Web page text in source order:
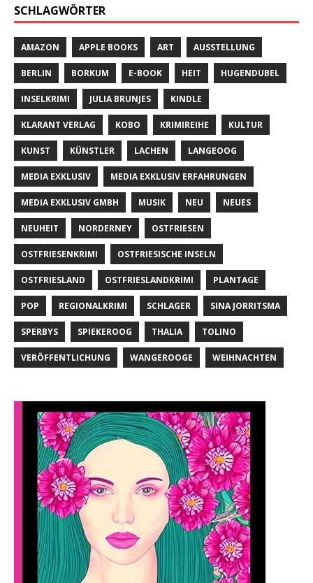
SCHLAGWÖRTER
AMAZON APPLE BOOKS ART AUSSTELLUNG
BERLIN BORKUM E-BOOK HEIT HUGENDUBEL
INSELKRIMI JULIA BRUNJES KINDLE
KLARANT VERLAG KOBO KRIMIREIHE KULTUR
KUNST KÜNSTLER LACHEN LANGEOOG
MEDIA EXKLUSIV MEDIA EXKLUSIV ERFAHRUNGEN
MEDIA EXKLUSIV GMBH MUSIK NEU NEUES
NEUHEIT NORDERNEY OSTFRIESEN
OSTFRIESENKRIMI OSTFRIESISCHE INSELN
OSTFRIESLAND OSTFRIESLANDKRIMI PLANTAGE
POP REGIONALKRIMI SCHLAGER SINA JORRITSMA
SPERBYS SPIEKEROOG THALIA TOLINO
VERÖFFENTLICHUNG WANGEROOGE WEIHNACHTEN